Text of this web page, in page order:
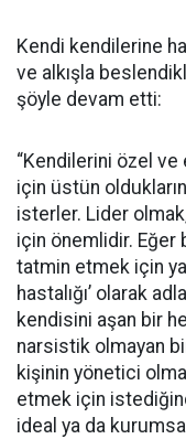
Kendi kendilerine
ve alkışla
şöyle devam etti:
“Kendilerini özel
için üstün
isterler. Lider
için önemlidir.
tatmin etmek için
hastalığı’ olarak
kendisini aşan bir
narsistik olmayan
kişinin yönetici
etmek için
ideal ya da